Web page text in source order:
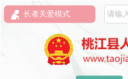
长者关爱模式